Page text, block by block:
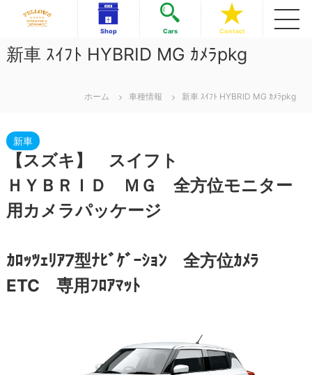
ン
ツ
プ
フ
ロ
ズ
ー
ナ
シ
ョ
美
浜
店
フ
ェ
ン
シ
ョ
浜
Shop Cars Contact
新車 ｽｲﾌﾄ HYBRID MG ｶﾒﾗpkg
ホーム 車種情報 新車 ｽｲﾌﾄ HYBRID MG ｶﾒﾗpkg
新車
【スズキ】 スイフト
ＨＹＢＲＩＤ ＭＧ 全方位モニター
用カメラパッケージ
ｶﾛｯﾂｪﾘｱ7型ﾅﾋﾞｹﾞｰｼｮﾝ 全方位ｶﾒﾗ
ETC 専用ﾌﾛｱﾏｯﾄ